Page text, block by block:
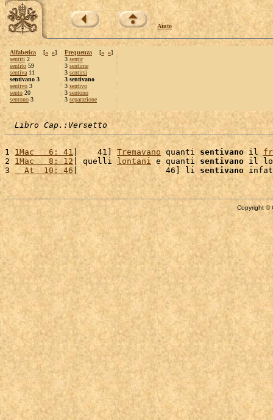
Aiuto
Alfabetica [« »]
sentiti 2
sentito 59
sentiva 11
sentivano 3
sentivo 3
sento 20
sentono 3
Frequenza [« »]
3 sentir
3 sentirne
3 sentirsi
3 sentivano
3 sentivo
3 sentono
3 separazione
Libro Cap.:Versetto
1 1Mac   6: 41|    41] Tremavano quanti sentivano il
2 1Mac   8: 12 | quelli lontani e quanti sentivano il
3
  At  10: 46
|                  46] li sentivano
Copyright ©